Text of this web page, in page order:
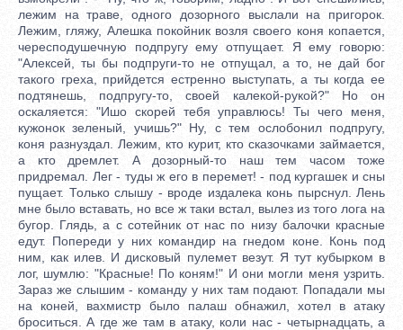
лежим на траве, одного дозорного выслали на пригорок.
Лежим, гляжу, Алешка покойник возля своего коня копается,
чересподушечную подпругу ему отпущает. Я ему говорю:
"Алексей, ты бы подпруги-то не отпущал, а то, не дай бог
такого греха, прийдется естренно выступать, а ты когда ее
подтянешь, подпругу-то, своей калекой-рукой?" Но он
оскаляется: "Ишо скорей тебя управлюсь! Ты чего меня,
кужонок зеленый, учишь?" Ну, с тем ослобонил подпругу,
коня разнуздал. Лежим, кто курит, кто сказочками займается,
а кто дремлет. А дозорный-то наш тем часом тоже
придремал. Лег - туды ж его в перемет! - под кургашек и сны
пущает. Только слышу - вроде издалека конь пырснул. Лень
мне было вставать, но все ж таки встал, вылез из того лога на
бугор. Глядь, а с сотейник от нас по низу балочки красные
едут. Попереди у них командир на гнедом коне. Конь под
ним, как илев. И дисковый пулемет везут. Я тут кубырком в
лог, шумлю: "Красные! По коням!" И они могли меня узрить.
Зараз же слышим - команду у них там подают. Попадали мы
на коней, вахмистр было палаш обнажил, хотел в атаку
броситься. А где же там в атаку, коли нас - четырнадцать, а